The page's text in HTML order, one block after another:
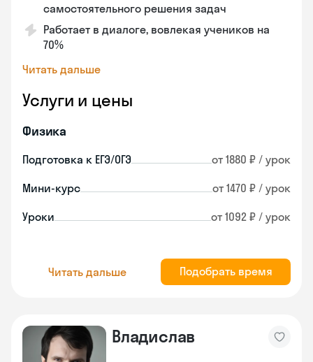
самостоятельного решения задач
Работает в диалоге, вовлекая учеников на
70%
Читать дальше
Услуги и цены
Физика
Подготовка к ЕГЭ/ОГЭ от 1880 ₽ / урок
Мини-курс от 1470 ₽ / урок
Уроки от 1092 ₽ / урок
Читать дальше Подобрать время
Владислав